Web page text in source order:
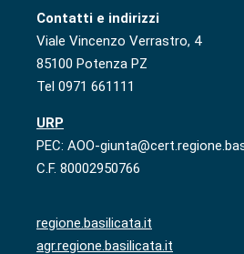
Contatti e indirizzi
Viale Vincenzo Verrastro, 4
85100 Potenza PZ
Tel 0971 661111
URP
PEC: AOO-
C.F. 80002950766
regione.basilicata.it
agr.regione.basilicata.it